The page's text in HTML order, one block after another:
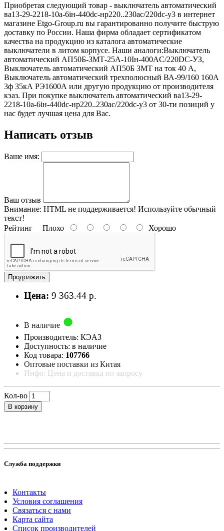
Приобретая следующий товар - выключатель автоматический
ва13-29-2218-10а-6iн-440dc-нр220..230ac/220dc-у3 в интернет
магазине Etgo-Group.ru вы гарантированно получите быструю
доставку по России. Наша фирма обладает сертификатом
качества на продукцию из каталога автоматические
выключатели в литом корпусе. Наши аналоги:Выключатель
автоматический АП50Б-3МТ-25А-10Iн-400AС/220DC-УЗ,
Выключатель автоматический АП50Б 3МТ на ток 40 A,
Выключатель автоматический трехполюсный ВА-99/160 160А
3ф 35кА РЭ1600А или другую продукцию от производителя
кэаз. При покупке выключатель автоматический ва13-29-
2218-10а-6iн-440dc-нр220..230ac/220dc-у3 от 30-ти позиций у
нас будет лучшая цена для Вас.
Написать отзыв
Ваше имя:
Ваш отзыв
Внимание: HTML не поддерживается! Используйте обычный
текст!
Рейтинг Плохо Хорошо
Продолжить
Цена: 9 363.44 р.
В наличие
Производитель: КЭАЗ
Доступность: в наличие
Код товара: 107766
Оптовые поставки из Китая
Инфо: Цена и доставка по запросу
Кол-во
В корзину
Служба поддержки
Контакты
Условия соглашения
Связаться с нами
Карта сайта
Список производителей